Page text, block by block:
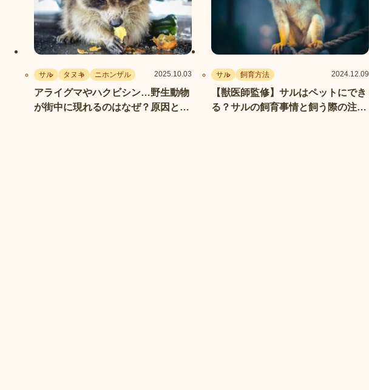
サル タヌキ ニホンザル 2025.10.03
アライグマやハクビシン…野生動物
が街中に現れるのはなぜ？原因と対
サル 飼育方法 2024.12.09
【獣医師監修】サルはペットにでき
る？サルの飼育事情と飼う際の注意